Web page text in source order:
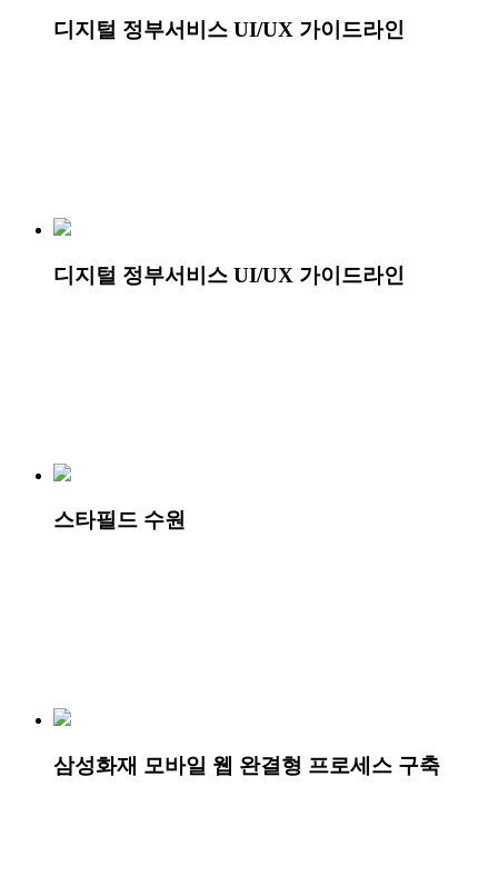
디지털 정부서비스 UI/UX 가이드라인
디지털 정부서비스 UI/UX 가이드라인
스타필드 수원
삼성화재 모바일 웹 완결형 프로세스 구축